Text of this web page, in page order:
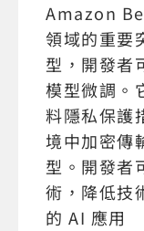
Amazon
領域的重要
型，開發者
模型微調。
料隱私保護
境中加密傳
型。開發者
術，降低技
的 AI 應用